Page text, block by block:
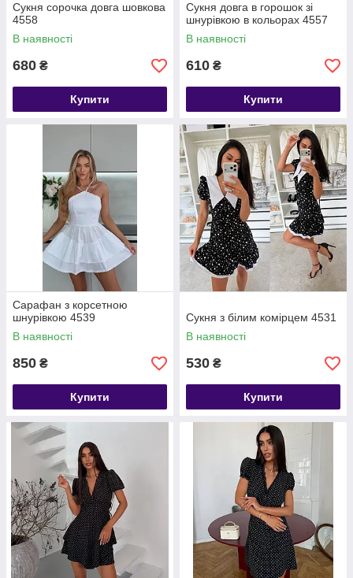
Сукня сорочка довга шовкова
4558
В наявності
680 ₴
Купити
Сукня довга в горошок зі
шнурівкою в кольорах 4557
В наявності
610 ₴
Купити
Сарафан з корсетною
шнурівкою 4539
В наявності
850 ₴
Купити
Сукня з білим комірцем 4531
В наявності
530 ₴
Купити